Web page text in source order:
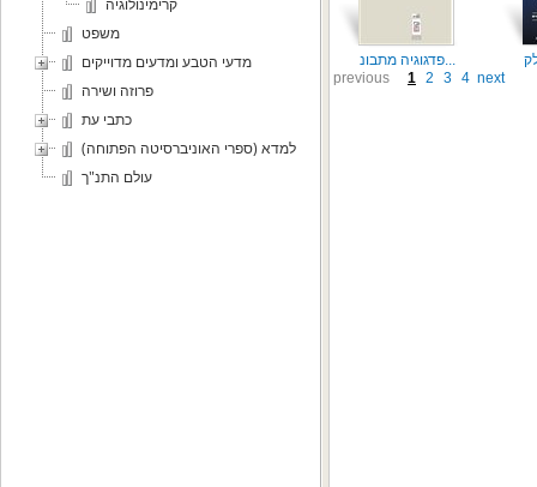
קרימינולוגיה
משפט
מדעי הטבע ומדעים מדוייקים
פרוזה ושירה
כתבי עת
למדא (ספרי האוניברסיטה הפתוחה)
עולם התנ"ך
פדגוגיה מתבונ...
previous
1 2 3 4 next